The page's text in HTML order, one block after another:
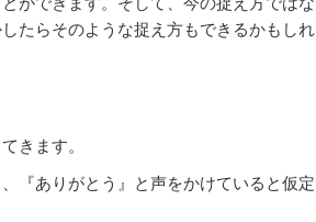
たらそのような捉え方もできるかもしれ
きます。
『ありがとう』と声をかけていると仮定